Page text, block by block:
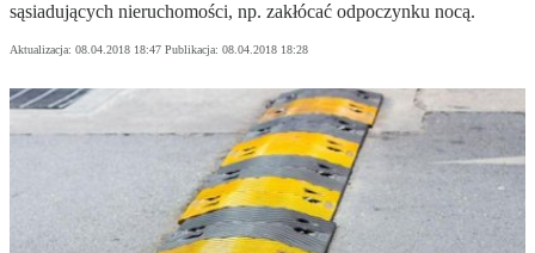
sąsiadujących nieruchomości, np. zakłócać odpoczynku nocą.
Aktualizacja: 08.04.2018 18:47 Publikacja: 08.04.2018 18:28